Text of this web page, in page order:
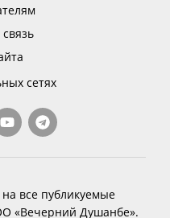
сетях
все публикуемые
«Вечерний Душанбе».